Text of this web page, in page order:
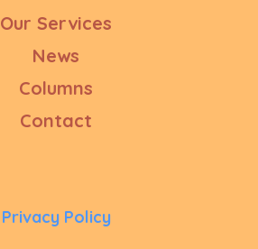
Our Services
News
Columns
Contact
Privacy Policy